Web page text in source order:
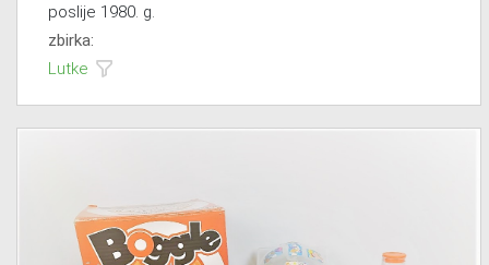
poslije 1980. g.
zbirka:
Lutke